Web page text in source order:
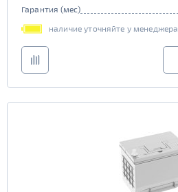
Гарантия (мес)
наличие уточняйте у менеджера